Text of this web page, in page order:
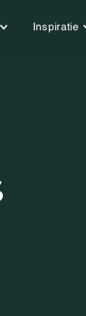
Inspiratie